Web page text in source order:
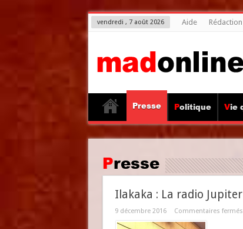
vendredi , 7 août 2026 Aide Rédaction
Presse Politique
Presse
Ilakaka : La radio
9 décembre 2016 Commentaires fermés